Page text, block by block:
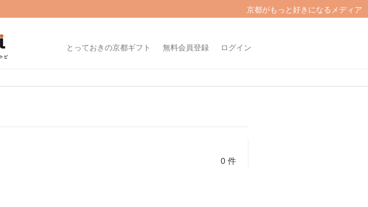
京都がもっと好きになるメディア
とっておきの京都ギフト 無料会員登録 ログイン
0 件